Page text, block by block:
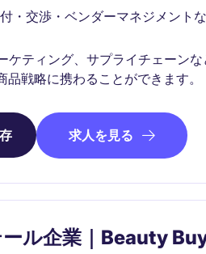
・交渉・ベンダーマネジメント
ケティング、サプライチェーン
品戦略に携わることができます。
求人を見る
ル企業｜Beauty